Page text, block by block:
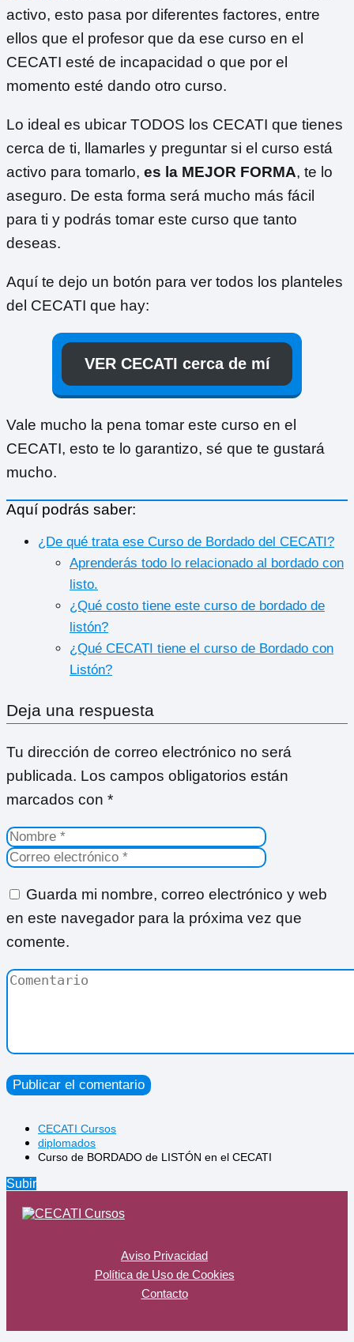
activo, esto pasa por diferentes factores, entre
ellos que el profesor que da ese curso en el
CECATI esté de incapacidad o que por el
momento esté dando otro curso.
Lo ideal es ubicar TODOS los CECATI que tienes
cerca de ti, llamarles y preguntar si el curso está
activo para tomarlo, es la MEJOR FORMA, te lo
aseguro. De esta forma será mucho más fácil
para ti y podrás tomar este curso que tanto
deseas.
Aquí te dejo un botón para ver todos los planteles
del CECATI que hay:
VER CECATI cerca de mí
Vale mucho la pena tomar este curso en el
CECATI, esto te lo garantizo, sé que te gustará
mucho.
Aquí podrás saber:
¿De qué trata ese Curso de Bordado del CECATI?
Aprenderás todo lo relacionado al bordado con
listo.
¿Qué costo tiene este curso de bordado de
listón?
¿Qué CECATI tiene el curso de Bordado con
Listón?
Deja una respuesta
Tu dirección de correo electrónico no será
publicada. Los campos obligatorios están
marcados con *
Guarda mi nombre, correo electrónico y web
en este navegador para la próxima vez que
comente.
CECATI Cursos
diplomados
Curso de BORDADO de LISTÓN en el CECATI
Subir
Aviso Privacidad
Política de Uso de Cookies
Contacto